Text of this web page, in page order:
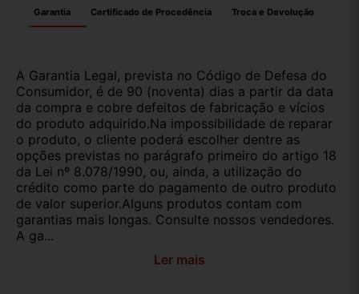
Garantia Certificado de Procedência Troca e Devolução
A Garantia Legal, prevista no Código de Defesa do
Consumidor, é de 90 (noventa) dias a partir da data
da compra e cobre defeitos de fabricação e vícios
do produto adquirido.Na impossibilidade de reparar
o produto, o cliente poderá escolher dentre as
opções previstas no parágrafo primeiro do artigo 18
da Lei nº 8.078/1990, ou, ainda, a utilização do
crédito como parte do pagamento de outro produto
de valor superior.Alguns produtos contam com
garantias mais longas. Consulte nossos vendedores.
A ga...
Ler mais